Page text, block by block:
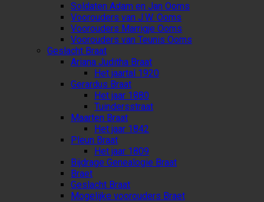
Soldaten Adam en Jan Ooms
Voorouders van J.W. Ooms
Voorouders Marrigje Ooms
Voorouders van Teunis Ooms
Geslacht Braat
Ariana Juditha Braat
Het jaartal 1920
Gerardus Braat
Het jaar 1880
Tuindersstraat
Maarten Braat
Het jaar 1842
Pleun Braat
Het jaar 1809
Bijdrage Genealogie Braat
Braet
Geslacht Braat
Mogelijke voorouders Braet